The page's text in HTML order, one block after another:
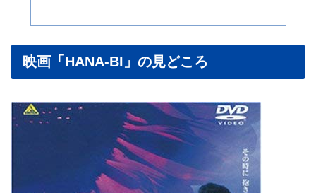
映画「HANA-BI」の見どころ